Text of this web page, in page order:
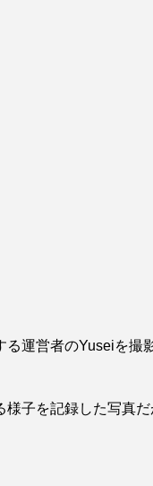
運営者のYuseiを撮
様子を記録した写真